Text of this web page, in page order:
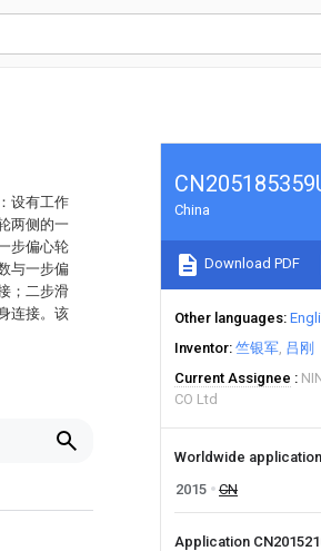
设有工作
两侧的一
步偏心轮
与一步偏
；二步滑
连接。该
China
Download PDF
Other languages
Inventor 竺银军 吕刚
Current Assignee
CO Ltd
Worldwide
2015
CN
Application